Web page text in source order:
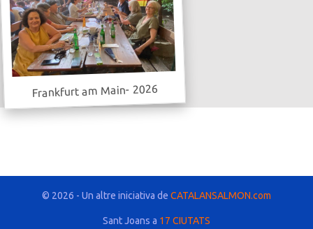
Frankfurt am Main- 2026
© 2026 - Un altre iniciativa de CATALANSALMON.com
Sant Joans a 17 CIUTATS